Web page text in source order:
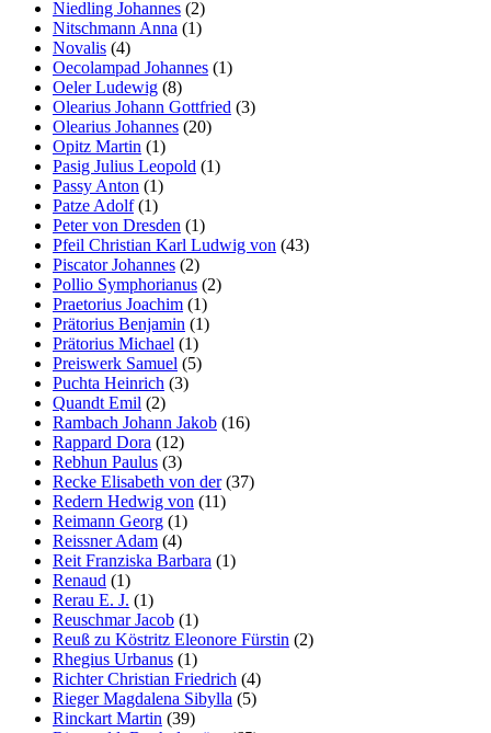
Niedling Johannes (2)
Nitschmann Anna (1)
Novalis (4)
Oecolampad Johannes (1)
Oeler Ludewig (8)
Olearius Johann Gottfried (3)
Olearius Johannes (20)
Opitz Martin (1)
Pasig Julius Leopold (1)
Passy Anton (1)
Patze Adolf(1)
Peter von Dresden (1)
Pfeil Christian Karl Ludwig von (43)
Piscator Johannes (2)
Pollio Symphorianus (2)
Praetorius Joachim (1)
Prätorius Benjamin (1)
Prätorius Michael (1)
Preiswerk Samuel (5)
Puchta Heinrich (3)
Quandt Emil (2)
Rambach Johann Jakob (16)
Rappard Dora (12)
Rebhun Paulus (3)
Recke Elisabeth von der(37)
Redern Hedwig von (11)
Reimann Georg (1)
Reissner Adam (4)
Reit Franziska Barbara (1)
Renaud (1)
Rerau E. J. (1)
Reuschmar Jacob (1)
Reuß zu Köstritz Eleonore Fürstin (2)
Rhegius Urbanus (1)
Richter Christian Friedrich (4)
Rieger Magdalena Sibylla (5)
Rinckart Martin (39)